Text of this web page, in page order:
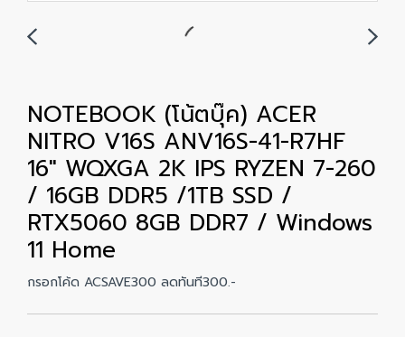
NOTEBOOK (โน้ตบุ๊ค) ACER
NITRO V16S ANV16S-41-R7HF
16″ WQXGA 2K IPS RYZEN 7-260
/ 16GB DDR5 /1TB SSD /
RTX5060 8GB DDR7 / Windows
11 Home
กรอกโค้ด ACSAVE300 ลดทันที300.-